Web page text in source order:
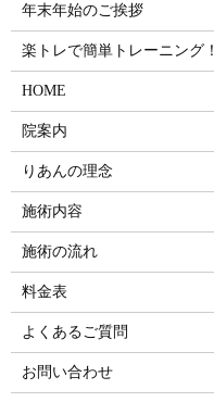
年末年始のご挨拶
楽トレで簡単トレーニング！
HOME
院案内
りあんの理念
施術内容
施術の流れ
料金表
よくあるご質問
お問い合わせ